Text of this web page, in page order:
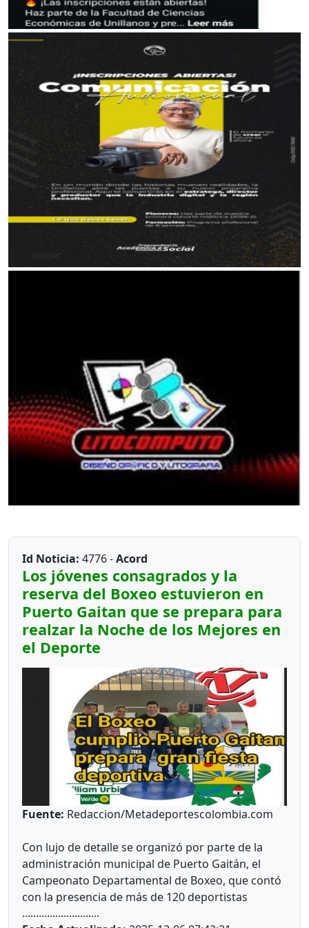
Id Noticia: 4776 -Acord
Los jóvenes consagrados y la
reserva del Boxeo estuvieron en
Puerto Gaitan que se prepara para
realzar la Noche de los Mejores en
el Deporte
Fuente: Redaccion/Metadeportescolombia.com
Con lujo de detalle se organizó por parte de la
administración municipal de Puerto Gaitán, el
Campeonato Departamental de Boxeo, que contó
con la presencia de más de 120 deportistas
provenientes de 10 comarcas de este
............................